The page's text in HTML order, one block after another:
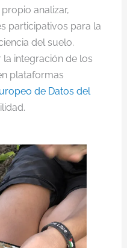
analizar,
participativos para la
del suelo.
integración de los
plataformas
de Datos del